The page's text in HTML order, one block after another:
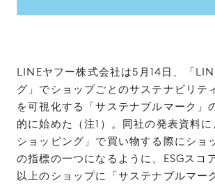
LINEヤフー株式会社は5月14日、「
グ」でショップごとのサステナビリテ
を可視化する「サステナブルマーク」
的に始めた（注1）。同社の発表資料
ショッピング」で買い物する際にショ
の指標の一つになるように、ESGスコ
以上のショップに「サステナブルマー